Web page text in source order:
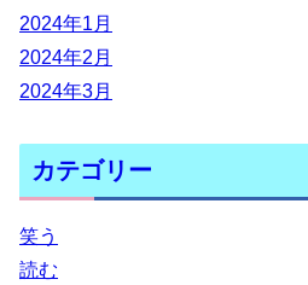
2024年1月
2024年2月
2024年3月
カテゴリー
笑う
読む